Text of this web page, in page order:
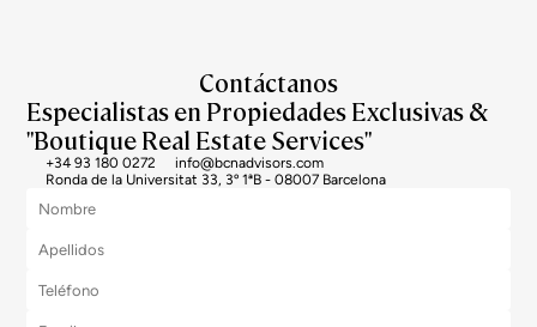
Contáctanos
Especialistas en Propiedades Exclusivas &
"Boutique Real Estate Services"
+34 93 180 0272
info@bcnadvisors.com
Ronda de la Universitat 33, 3º 1ªB - 08007 Barcelona